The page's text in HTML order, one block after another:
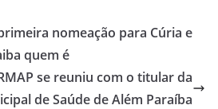
nomeação para Cúria e
quem é
se reuniu com o titular da
de Saúde de Além Paraíba